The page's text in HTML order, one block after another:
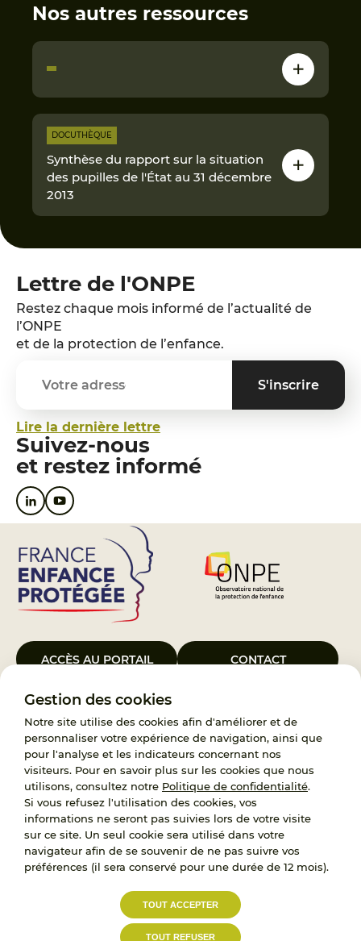
Gestion des cookies
Notre site utilise des cookies afin d'améliorer et de
personnaliser votre expérience de navigation, ainsi que
pour l'analyse et les indicateurs concernant nos
visiteurs. Pour en savoir plus sur les cookies que nous
utilisons, consultez notre Politique de confidentialité.
Si vous refusez l'utilisation des cookies, vos
informations ne seront pas suivies lors de votre visite
sur ce site. Un seul cookie sera utilisé dans votre
navigateur afin de se souvenir de ne pas suivre vos
préférences (il sera conservé pour une durée de 12 mois).
TOUT ACCEPTER
TOUT REFUSER
Nos autres ressources
DOCUTHÈQUE
Synthèse du rapport sur la situation
des pupilles de l'État au 31 décembre
2013
Lettre de l'ONPE
Restez chaque mois informé de l’actualité de
l’ONPE
et de la protection de l’enfance.
Lire la dernière lettre
Suivez-nous
et restez informé
ACCÈS AU PORTAIL CONTACT
Le Groupement d’Intérêt Public France Enfance Protégée, créé le 5
janvier 2023, a pour objet d’assurer les missions de service public du
119, d’accompagnement des adoptants et de traitement des
demandes d’accès aux origines personnelles. France Enfance
Protégée est également un observatoire et une ressource pour
l’ensemble des professionnels, ainsi qu’un appui à l’élaboration de la
politique publique à travers le soutien à l’activité des conseils
nationaux.
RECRUTEMENT
L’État, les Départements et les Associations au
service de la prévention et de la protection de
l’enfance.